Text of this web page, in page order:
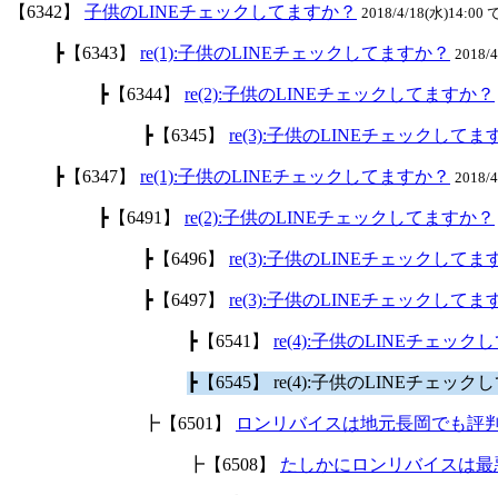
【6342】 子供のLINEチェックしてますか？ 2018/4/18(水)14:00
┣【6343】 re(1):子供のLINEチェックしてますか？ 2018/
┣【6344】 re(2):子供のLINEチェックしてますか？
┣【6345】 re(3):子供のLINEチェックしてま
┣【6347】 re(1):子供のLINEチェックしてますか？ 2018/
┣【6491】 re(2):子供のLINEチェックしてますか？
┣【6496】 re(3):子供のLINEチェックしてま
┣【6497】 re(3):子供のLINEチェックしてま
┣【6541】 re(4):子供のLINEチェック
┣【6545】 re(4):子供のLINEチェック
┣【6501】 ロンリバイスは地元長岡でも評
┣【6508】 たしかにロンリバイスは